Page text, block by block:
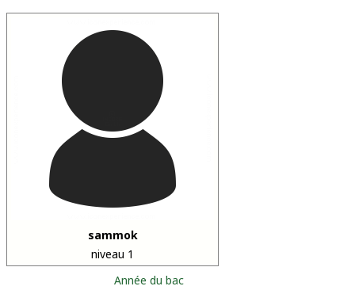
sammok
niveau 1
Année du bac